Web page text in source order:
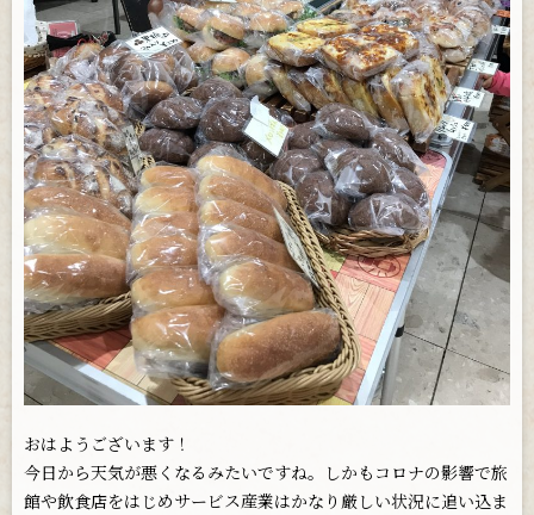
おはようございます！
今日から天気が悪くなるみたいですね。しかもコロナの影響で旅
館や飲食店をはじめサービス産業はかなり厳しい状況に追い込ま